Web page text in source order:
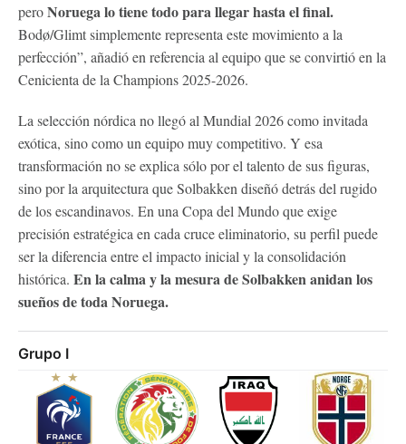
peroNoruega lo tiene todo para llegar hasta el final.
Bodø/Glimt simplemente representa este movimiento a la
perfección”, añadió en referencia al equipo que se convirtió en la
Cenicienta de la Champions 2025-2026.
La selección nórdica no llegó al Mundial 2026 como invitada
exótica, sino como un equipo muy competitivo. Y esa
transformación no se explica sólo por el talento de sus figuras,
sino por la arquitectura que Solbakken diseñó detrás del rugido
de los escandinavos. En una Copa del Mundo que exige
precisión estratégica en cada cruce eliminatorio, su perfil puede
ser la diferencia entre el impacto inicial y la consolidación
histórica. En la calma y la mesura de Solbakken anidan los
sueños de toda Noruega.
Grupo I